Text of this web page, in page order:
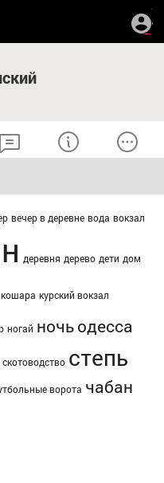
вечер в деревне вода вокзал
деревня дерево дети дом
кошара курский вокзал
ногай ночьодесса
скотоводство степь
ворота чабан